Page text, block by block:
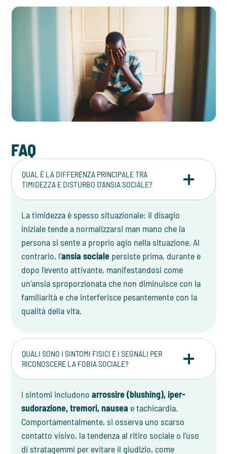
FAQ
QUAL È LA DIFFERENZA PRINCIPALE TRA
TIMIDEZZA E DISTURBO D'ANSIA SOCIALE?
La timidezza è spesso situazionale: il disagio
iniziale tende a normalizzarsi man mano che la
persona si sente a proprio agio nella situazione. Al
contrario, l'ansia sociale persiste prima, durante e
dopo l'evento attivante, manifestandosi come
un'ansia sproporzionata che non diminuisce con la
familiarità e che interferisce pesantemente con la
qualità della vita.
QUALI SONO I SINTOMI FISICI E I SEGNALI PER
RICONOSCERE LA FOBIA SOCIALE?
I sintomi includonoarrossire (blushing), iper-
sudorazione, tremori, nausea e tachicardia.
Comportamentalmente, si osserva uno scarso
contatto visivo, la tendenza al ritiro sociale o l'uso
di stratagemmi per evitare il giudizio, come